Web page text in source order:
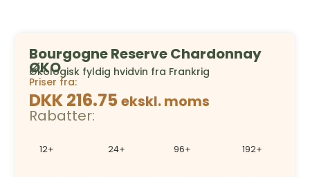
Bourgogne Reserve Chardonnay
ØKO
Økologisk fyldig hvidvin fra Frankrig
Priser fra:
DKK 216.75ekskl. moms
Rabatter:
12+ 24+ 96+ 192+